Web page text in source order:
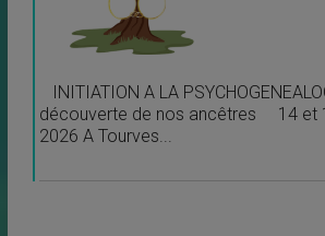
INITIATION A LA
découverte de nos ancêtres 14 et
2026 A Tourves...